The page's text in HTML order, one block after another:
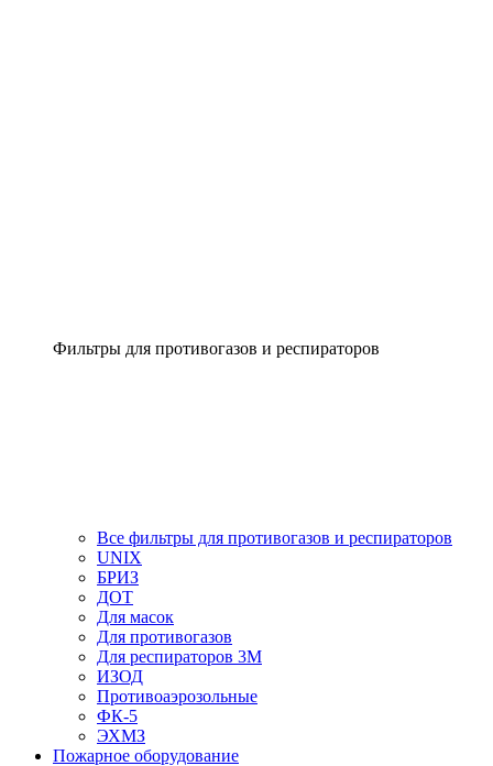
Фильтры для противогазов и респираторов
Все фильтры для противогазов и респираторов
UNIX
БРИЗ
ДОТ
Для масок
Для противогазов
Для респираторов 3М
ИЗОД
Противоаэрозольные
ФК-5
ЭХМЗ
Пожарное оборудование